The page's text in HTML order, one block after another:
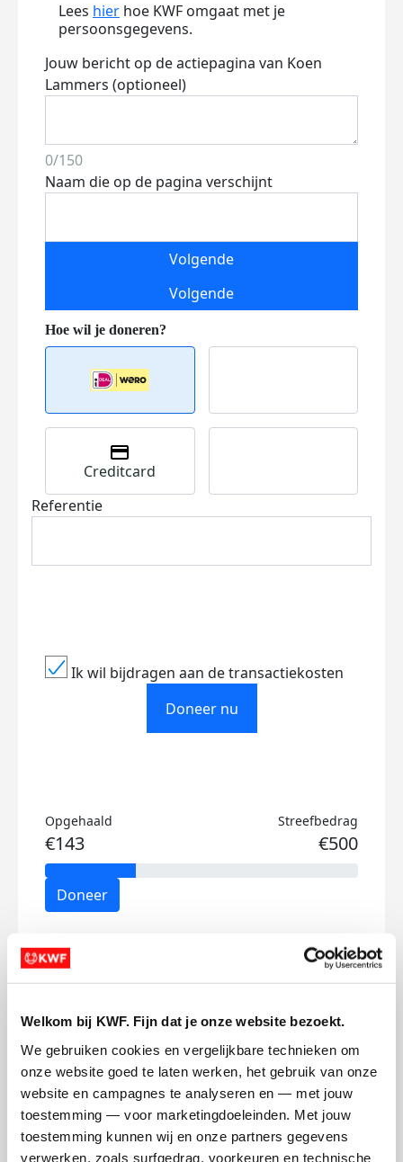
Welkom bij KWF. Fijn dat je onze website bezoekt.
We gebruiken cookies en vergelijkbare technieken om
onze website goed te laten werken, het gebruik van onze
website en campagnes te analyseren en — met jouw
toestemming — voor marketingdoeleinden. Met jouw
toestemming kunnen wij en onze partners gegevens
verwerken, zoals surfgedrag, voorkeuren en technische
Lees hier hoe KWF omgaat met je
persoonsgegevens.
Jouw bericht op de actiepagina van Koen
Lammers (optioneel)
0/150
Naam die op de pagina verschijnt
Volgende
Volgende
Creditcard
Referentie
Ik wil bijdragen aan de transactiekosten
Doneer nu
Opgehaald
€143
Streefbedrag
€500
Doneer